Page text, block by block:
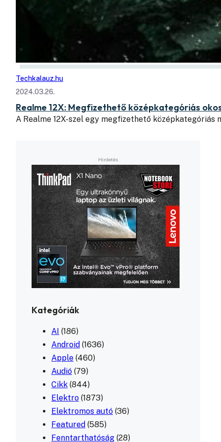
Techkalauz.hu
2024.03.26.
Realme 12X: Megfizethető középkategóriás
A Realme 12X-szel egy megfizethető középkategóriás
Kategóriák
AI (186)
Android (1636)
Apple (460)
Audió (79)
Cikk (844)
Elektro (1873)
Elektromos autó (36)
Featured (585)
Fenntarthatóság (28)